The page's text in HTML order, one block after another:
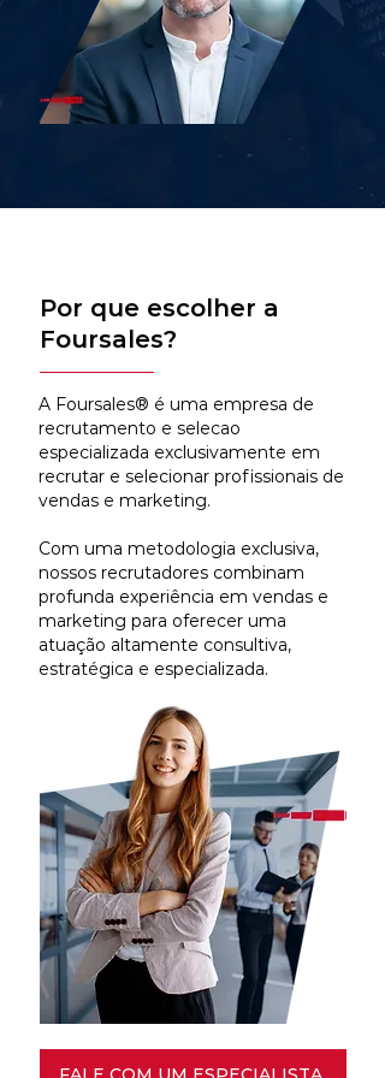
Por que escolher a
Foursales?
A Foursales® é uma empresa de
recrutamento e selecao
especializada exclusivamente em
recrutar e selecionar profissionais de
vendas e marketing.
Com uma metodologia exclusiva,
nossos recrutadores combinam
profunda experiência em vendas e
marketing para oferecer uma
atuação altamente consultiva,
estratégica e especializada.